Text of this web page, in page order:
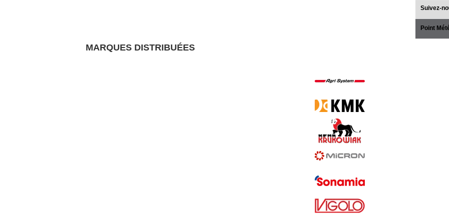
Suivez-
Point
MARQUES DISTRIBUÉES